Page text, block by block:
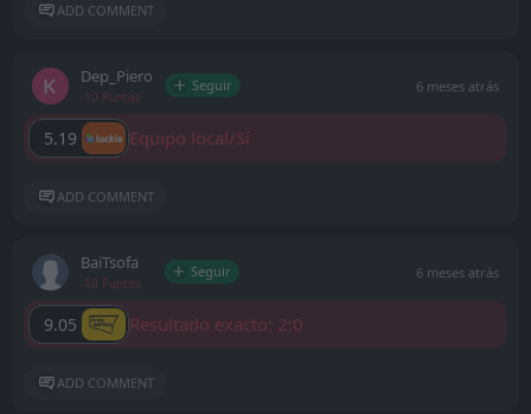
ADD COMMENT
Dep_Piero
-10 Puntos
Seguir 6 meses atrás
5.19 Equipo local/Sí
ADD COMMENT
BaiTsofa
-10 Puntos
Seguir 6 meses atrás
9.05 Resultado exacto: 2:0
ADD COMMENT